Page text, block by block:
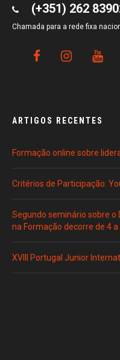
(+351) 262
Chamada para a rede fixa
ARTIGOS RECENTES
Formação online sobre
Critérios de Participação:
Segundo seminário sobre o
na Formação decorre de 4
XVIII Portugal Junior